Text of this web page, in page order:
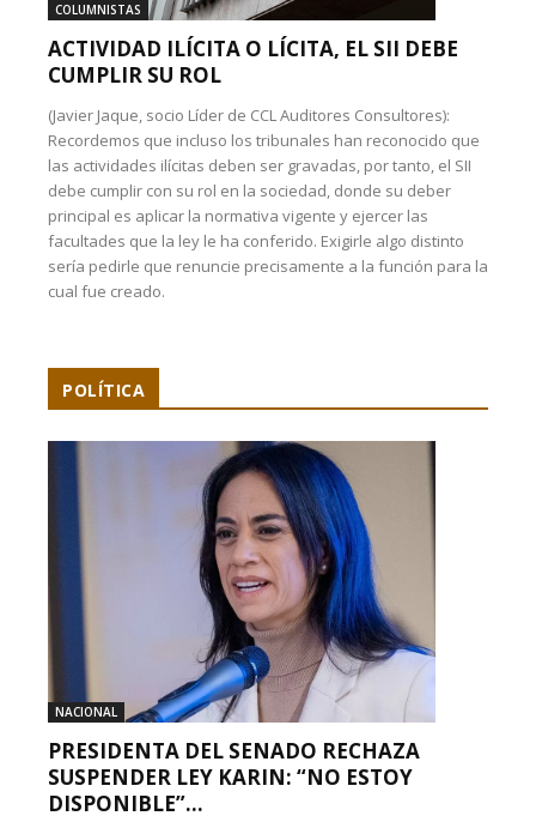
COLUMNISTAS
ACTIVIDAD ILÍCITA O LÍCITA, EL SII DEBE
CUMPLIR SU ROL
(Javier Jaque, socio Líder de CCL Auditores Consultores):
Recordemos que incluso los tribunales han reconocido que
las actividades ilícitas deben ser gravadas, por tanto, el SII
debe cumplir con su rol en la sociedad, donde su deber
principal es aplicar la normativa vigente y ejercer las
facultades que la ley le ha conferido. Exigirle algo distinto
sería pedirle que renuncie precisamente a la función para la
cual fue creado.
POLÍTICA
NACIONAL
PRESIDENTA DEL SENADO RECHAZA
SUSPENDER LEY KARIN: “NO ESTOY
DISPONIBLE”...